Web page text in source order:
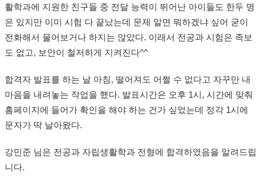
활학과에 지원한 친구들 중 전달 능력이 뛰어난 아이들도 한두 명
은 있지만 이미 시험 다 끝났는데 문제 알면 뭐하겠냐 싶어 굳이
전화해서 물어보거나 하지는 않았다. 이래서 전공과 시험은 족보
도 없고, 보안이 철저하게 지켜진다^^
합격자 발표를 하는 날 아침, 떨어져도 어쩔 수 없다고 자꾸만 내
마음을 내려놓는 작업을 했다. 발표시간은 오후 1시, 시간에 맞춰
홈페이지에 들어가 확인을 해야 하는 건가 싶었는데 정각 1시에
문자가 딱 날아왔다.
강민준 님은 전공과 자립생활학과 전형에 합격하였음을 알려드립
니다.